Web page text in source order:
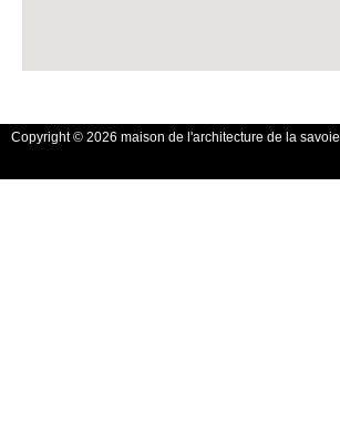
Copyright © 2026 maison de l'architecture de la savoie